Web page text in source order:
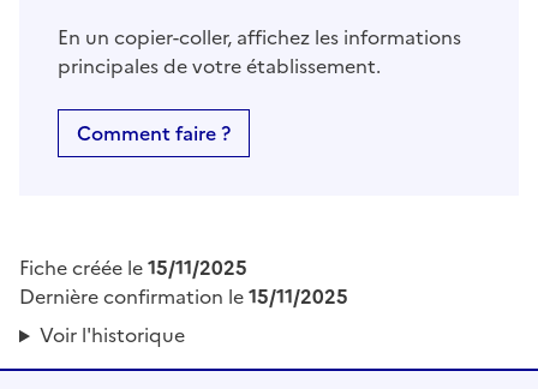
En un copier-coller, affichez les informations
principales de votre établissement.
Comment faire ?
Fiche créée le15/11/2025
Dernière confirmation le15/11/2025
Voir l'historique